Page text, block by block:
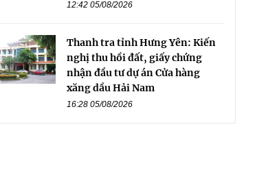
12:42 05/08/2026
Thanh tra tỉnh Hưng Yên: Kiến
nghị thu hồi đất, giấy chứng
nhận đầu tư dự án Cửa hàng
xăng dầu Hải Nam
16:28 05/08/2026